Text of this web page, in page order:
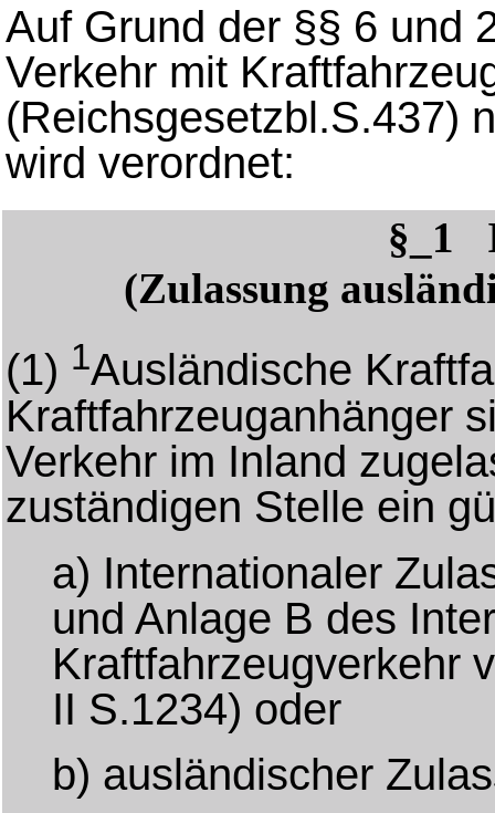
Auf Grund der §§ 6 und
Verkehr mit
(Reichsgesetzbl.S.437)
wird verordnet:
§_1
(Zulassung
(1) 1Ausländische
Kraftfahrzeuganhänger
Verkehr im Inland
zuständigen Stelle ein
a) Internationaler
und Anlage B des
Kraftfahrzeugverkehr
II S.1234) oder
b) ausländischer